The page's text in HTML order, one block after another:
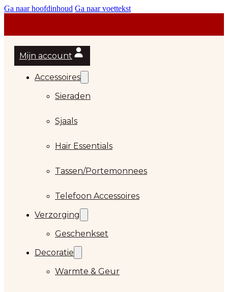
Ga naar hoofdinhoud Ga naar voettekst
Mijn account
Accessoires
Sieraden
Sjaals
Hair Essentials
Tassen/Portemonnees
Telefoon Accessoires
Verzorging
Geschenkset
Decoratie
Warmte & Geur